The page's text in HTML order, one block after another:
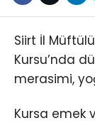
Siirt İl
Kursu’nda
merasimi,
Kursa emek